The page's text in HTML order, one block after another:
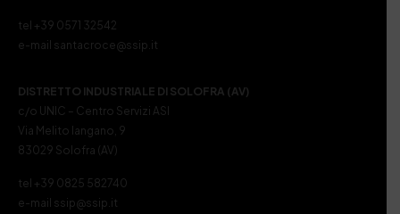
tel +39 0571 32542
e-mail santacroce@ssip.it
DISTRETTO INDUSTRIALE DI SOLOFRA (AV)
c/o UNIC – Centro Servizi ASI
Via Melito Iangano, 9
83029 Solofra (AV)
tel +39 0825 582740
e-mail ssip@ssip.it